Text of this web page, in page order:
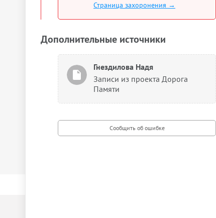
Страница захоронения →
Дополнительные источники
Гнездилова Надя
Записи из проекта Дорога
Памяти